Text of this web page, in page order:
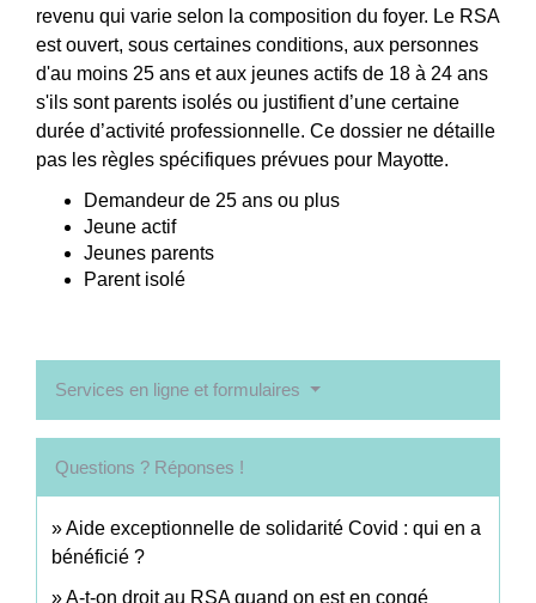
revenu qui varie selon la composition du foyer. Le RSA
est ouvert, sous certaines conditions, aux personnes
d'au moins 25 ans et aux jeunes actifs de 18 à 24 ans
s'ils sont parents isolés ou justifient d’une certaine
durée d’activité professionnelle. Ce dossier ne détaille
pas les règles spécifiques prévues pour Mayotte.
Demandeur de 25 ans ou plus
Jeune actif
Jeunes parents
Parent isolé
Services en ligne et formulaires
Questions ? Réponses !
Aide exceptionnelle de solidarité Covid : qui en a
bénéficié ?
A-t-on droit au RSA quand on est en congé